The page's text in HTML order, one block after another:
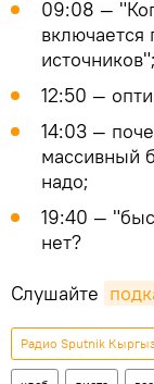
09:08 —
включается
источников";
12:50 —
14:03 —
массивный
надо;
19:40 —
нет?
Слушайте
Радио Sputnik